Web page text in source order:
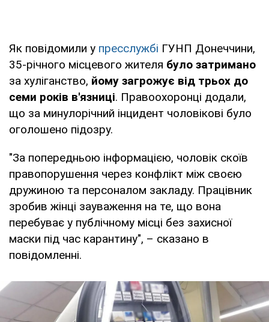
Як повідомили у пресслужбі ГУНП Донеччини,
35-річного місцевого жителя було затримано
за хуліганство, йому загрожує від трьох до
семи років в'язниці. Правоохоронці додали,
що за минулорічний інцидент чоловікові було
оголошено підозру.
"За попередньою інформацією, чоловік скоїв
правопорушення через конфлікт між своєю
дружиною та персоналом закладу. Працівник
зробив жінці зауваження на те, що вона
перебуває у публічному місці без захисної
маски під час карантину", – сказано в
повідомленні.